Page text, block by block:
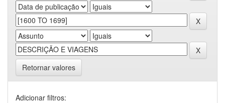
Retornar valores
Adicionar filtros: